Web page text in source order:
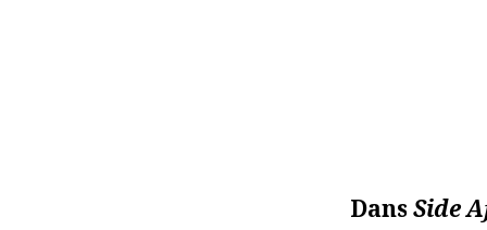
DansSide